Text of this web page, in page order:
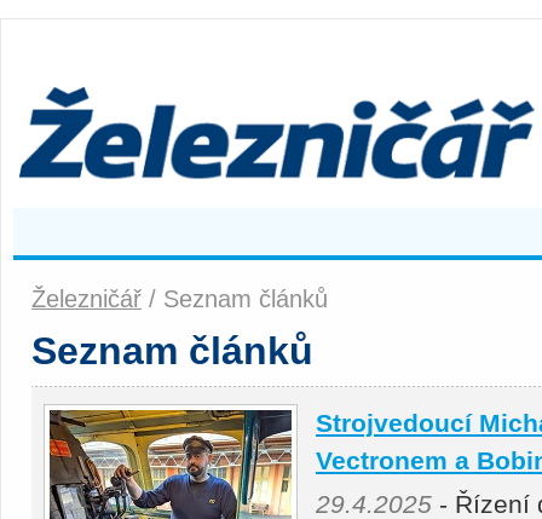
Železničář / Seznam článků
Seznam článků
Strojvedoucí
Vectronem a
29.4.2025 - Řízení